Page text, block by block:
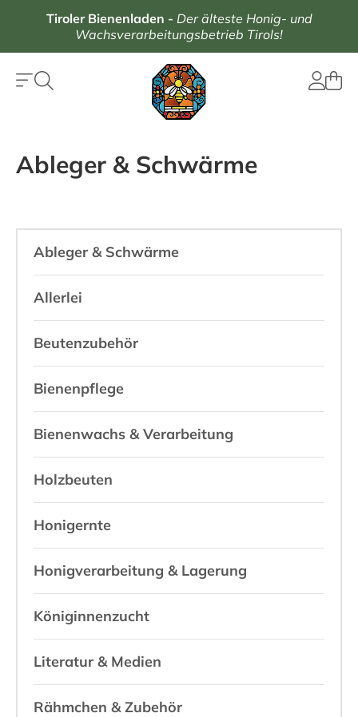
Tiroler Bienenladen - Der älteste Honig- und
Wachsverarbeitungsbetrieb Tirols!
Ableger & Schwärme
Ableger & Schwärme
Allerlei
Beutenzubehör
Bienenpflege
Bienenwachs & Verarbeitung
Holzbeuten
Honigernte
Honigverarbeitung & Lagerung
Königinnenzucht
Literatur & Medien
Rähmchen & Zubehör